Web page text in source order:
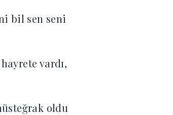
bil sen seni
vardı,
oldu